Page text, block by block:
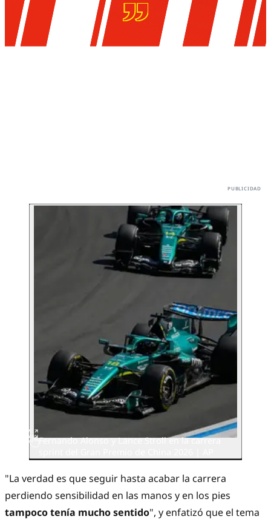
Fernando Alonso y Lance Stroll en la carrera
"La verdad es que seguir hasta acabar la carrera
perdiendo sensibilidad en las manos y en los pies
tampoco tenía mucho sentido", y enfatizó que el tema